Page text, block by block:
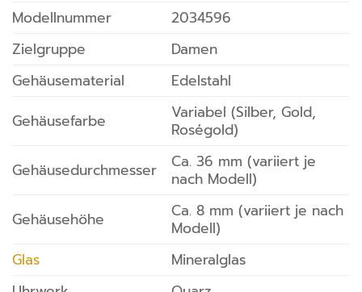
Modellnummer
2034596
Zielgruppe
Damen
Gehäusematerial
Edelstahl
Gehäusefarbe
Variabel (Silber, Gold,
Roségold)
Gehäusedurchmesser
Ca. 36 mm (variiert je
nach Modell)
Gehäusehöhe
Ca. 8 mm (variiert je nach
Modell)
Glas
Mineralglas